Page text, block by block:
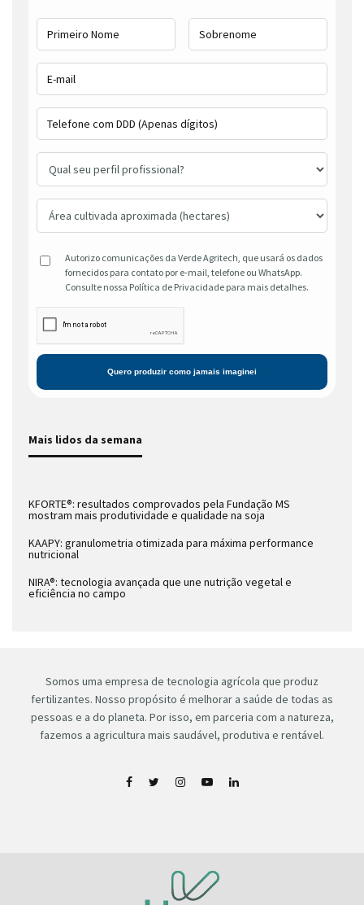
Autorizo comunicações da Verde Agritech, que usará os dados
fornecidos para contato por e-mail, telefone ou WhatsApp.
Consulte nossa Política de Privacidade para mais detalhes.
Mais lidos da semana
KFORTE®: resultados comprovados pela Fundação MS
mostram mais produtividade e qualidade na soja
KAAPY: granulometria otimizada para máxima performance
nutricional
NIRA®: tecnologia avançada que une nutrição vegetal e
eficiência no campo
Somos uma empresa de tecnologia agrícola que produz
fertilizantes. Nosso propósito é melhorar a saúde de todas as
pessoas e a do planeta. Por isso, em parceria com a natureza,
fazemos a agricultura mais saudável, produtiva e rentável.